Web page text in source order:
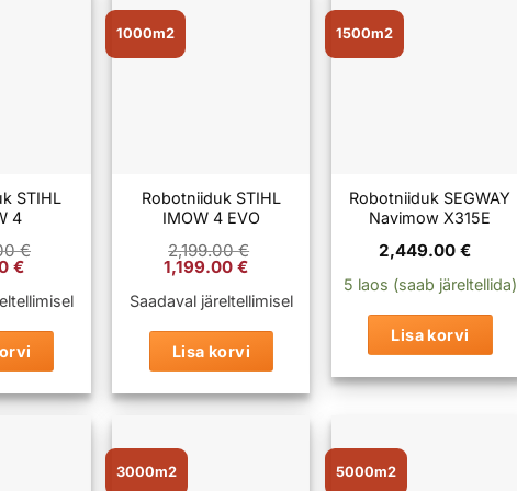
STIHL
4
€
€.
€
on:
1000m2
Robotniiduk STIHL
IMOW 4 EVO
2,199.00€
Algne
hind
oli:
2,199.00 €.
1,199.00 €
on:
Saadaval järeltellimisel
Lisa korvi
1500m2
Robotniiduk SEGWAY
Navimow X315E
2,449.00 €
5 laos (saab järeltellida)
Lisa korvi
3000m2 5000m2